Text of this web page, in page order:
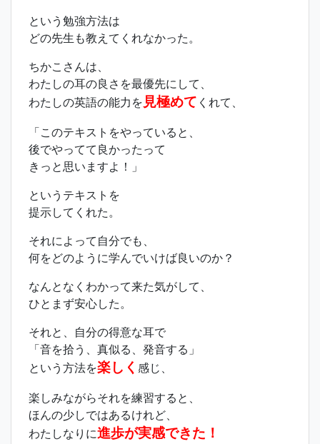
という勉強方法は
どの先生も教えてくれなかった。
ちかこさんは、
わたしの耳の良さを最優先にして、
わたしの英語の能力を 見極めて くれて、
「このテキストをやっていると、
後でやってて良かったって
きっと思いますよ！」
というテキストを
提示してくれた。
それによって自分でも、
何をどのように学んでいけば良いのか？
なんとなくわかって来た気がして、
ひとまず安心した。
それと、自分の得意な耳で
「音を拾う、真似る、発音する」
という方法を楽しく 感じ、
楽しみながらそれを練習すると、
ほんの少しではあるけれど、
わたしなりに進歩が実感できた！